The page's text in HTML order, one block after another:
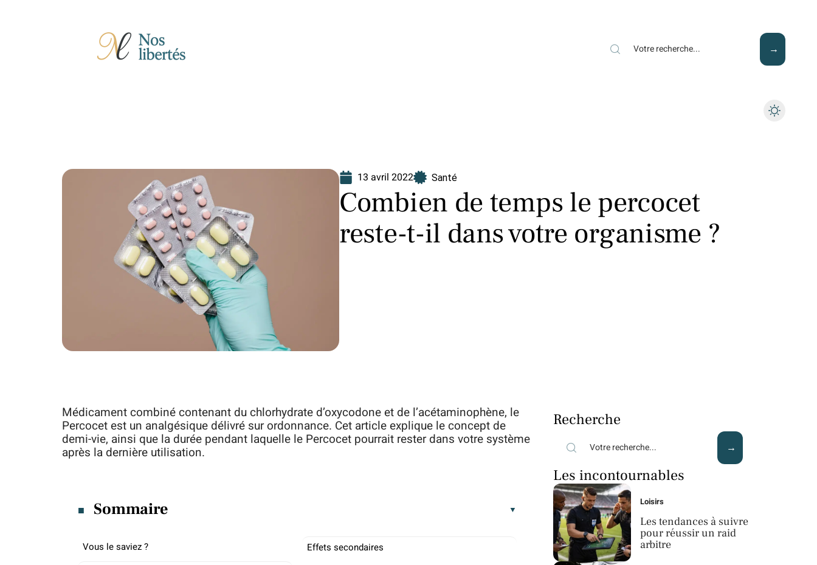
13 avril 2022 Santé
Combien de temps le percocet
reste-t-il dans votre organisme ?
Médicament combiné contenant du chlorhydrate d’oxycodone et de l’acétaminophène, le
Percocet est un analgésique délivré sur ordonnance. Cet article explique le concept de
demi-vie, ainsi que la durée pendant laquelle le Percocet pourrait rester dans votre système
après la dernière utilisation.
Sommaire
Vous le saviez ?
Effets secondaires
Recherche
Les incontournables
Loisirs
Les tendances à suivre
pour réussir un raid
arbitre